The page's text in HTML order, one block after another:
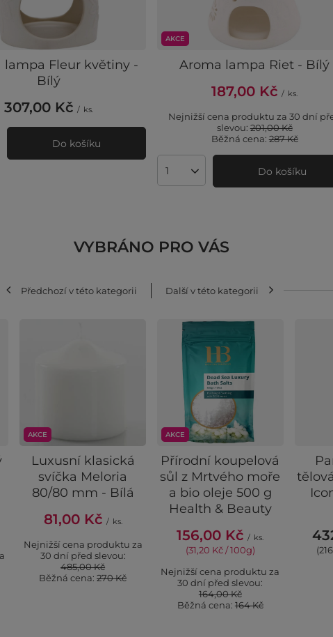
lampa Fleur květiny -
Bílý
307,00 Kč / ks.
produktů Do košíku
AKCE
Aroma lampa Riet - Bílý
187,00 Kč / ks.
Nejnižší cena produktu za 30 dní
slevou:201,00 Kč
Běžná cena:287 Kč
Množství produktů Do košíku
VYBRÁNO PRO VÁS
Předchozí v této kategorii Další v této kategorii
AKCE
Luxusní klasická
svíčka Meloria
80/80 mm - Bílá
81,00 Kč / ks.
Nejnižší cena produktu za
30 dní před slevou:
485,00 Kč
Běžná cena:270 Kč
AKCE
Přírodní koupelová
sůl z Mrtvého moře
a bio oleje 500 g
Health & Beauty
156,00 Kč / ks.
(31,20 Kč / 100g)
Nejnižší cena produktu za
30 dní před slevou:
164,00 Kč
Běžná cena: 164 Kč